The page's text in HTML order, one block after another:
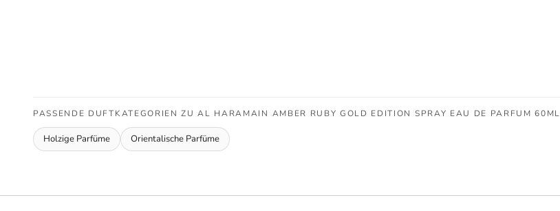
PASSENDE DUFTKATEGORIEN ZU AL HARAMAIN AMBER RUBY GOLD EDITION SPRAY EAU DE PARFUM 60ML
Holzige Parfüme Orientalische Parfüme